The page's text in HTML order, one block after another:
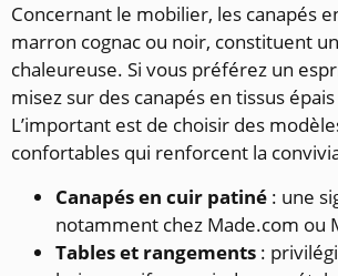
Concernant le mobilier, les canapés
marron cognac ou noir, constituent
chaleureuse. Si vous préférez un
misez sur des canapés en tissus
L’important est de choisir des
confortables qui renforcent la
Canapés en cuir patiné : une
notamment chez Made.com ou
Tables et rangements :